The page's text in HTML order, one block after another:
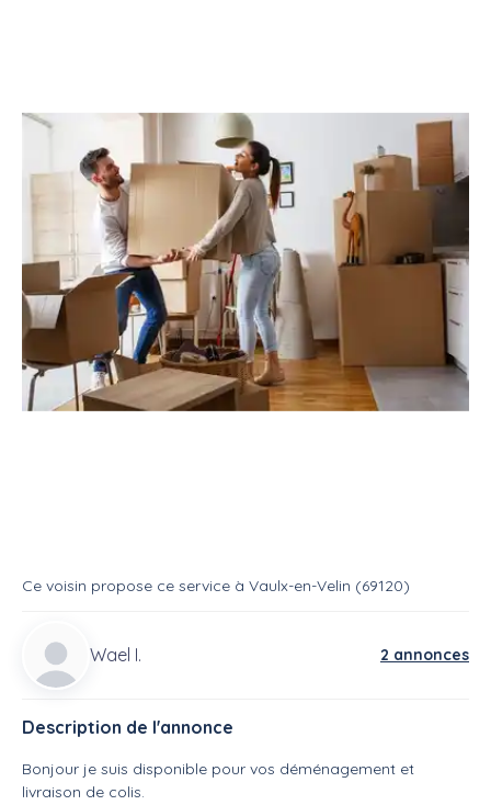
Déménagement Aide déménageur
Aide au déménagement / livraison
de colis
Service Aide demenageur
Ce voisin propose ce service à Vaulx-en-Velin (69120)
Wael I. 2 annonces
Description de l'annonce
Bonjour je suis disponible pour vos déménagement et
livraison de colis.